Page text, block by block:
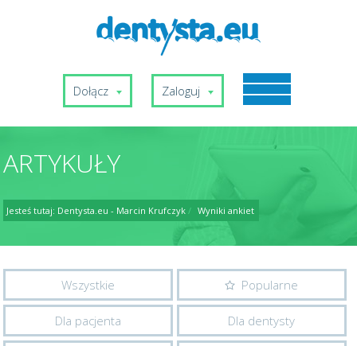
Dołącz Zaloguj
ARTYKUŁY
Jesteś tutaj: Dentysta.eu - Marcin Krufczyk / Wyniki ankiet
Wszystkie Popularne
Dla pacjenta Dla dentysty